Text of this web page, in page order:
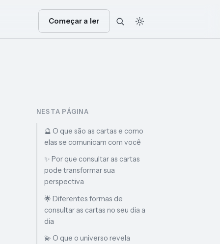
Começar a ler
NESTA PÁGINA
🔮 O que são as cartas e como
elas se comunicam com você
✨ Por que consultar as cartas
pode transformar sua
perspectiva
🌟 Diferentes formas de
consultar as cartas no seu dia a
dia
💫 O que o universo revela